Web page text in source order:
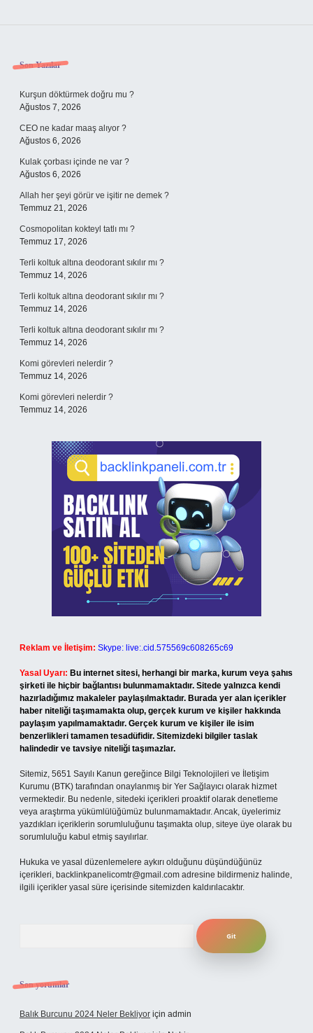
Sidebar
Son Yazılar
Kurşun döktürmek doğru mu ?
Ağustos 7, 2026
CEO ne kadar maaş alıyor ?
Ağustos 6, 2026
Kulak çorbası içinde ne var ?
Ağustos 6, 2026
Allah her şeyi görür ve işitir ne demek ?
Temmuz 21, 2026
Cosmopolitan kokteyl tatlı mı ?
Temmuz 17, 2026
Terli koltuk altına deodorant sıkılır mı ?
Temmuz 14, 2026
Terli koltuk altına deodorant sıkılır mı ?
Temmuz 14, 2026
Terli koltuk altına deodorant sıkılır mı ?
Temmuz 14, 2026
Komi görevleri nelerdir ?
Temmuz 14, 2026
Komi görevleri nelerdir ?
Temmuz 14, 2026
Reklam ve İletişim: Skype: live:.cid.575569c608265c69
Yasal Uyarı: Bu internet sitesi, herhangi bir marka, kurum veya şahıs
şirketi ile hiçbir bağlantısı bulunmamaktadır. Sitede yalnızca kendi
hazırladığımız makaleler paylaşılmaktadır. Burada yer alan içerikler
haber niteliği taşımamakta olup, gerçek kurum ve kişiler hakkında
paylaşım yapılmamaktadır. Gerçek kurum ve kişiler ile isim
benzerlikleri tamamen tesadüfidir. Sitemizdeki bilgiler taslak
halindedir ve tavsiye niteliği taşımazlar.
Sitemiz, 5651 Sayılı Kanun gereğince Bilgi Teknolojileri ve İletişim
Kurumu (BTK) tarafından onaylanmış bir Yer Sağlayıcı olarak hizmet
vermektedir. Bu nedenle, sitedeki içerikleri proaktif olarak denetleme
veya araştırma yükümlülüğümüz bulunmamaktadır. Ancak, üyelerimiz
yazdıkları içeriklerin sorumluluğunu taşımakta olup, siteye üye olarak bu
sorumluluğu kabul etmiş sayılırlar.
Hukuka ve yasal düzenlemelere aykırı olduğunu düşündüğünüz
içerikleri, backlinkpanelicomtr@gmail.com adresine bildirmeniz halinde,
ilgili içerikler yasal süre içerisinde sitemizden kaldırılacaktır.
Son yorumlar
Balık Burcunu 2024 Neler Bekliyor için admin